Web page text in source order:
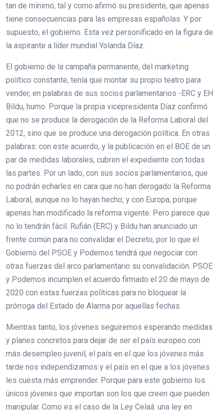
tan de mínimo, tal y como afirmó su presidente, que apenas
tiene consecuencias para las empresas españolas. Y por
supuesto, el gobierno. Esta vez personificado en la figura de
la aspirante a líder mundial Yolanda Díaz.
El gobierno de la campaña permanente, del marketing
político constante, tenía que montar su propio teatro para
vender, en palabras de sus socios parlamentarios -ERC y EH
Bildu, humo. Porque la propia vicepresidenta Díaz confirmó
que no se produce la derogación de la Reforma Laboral del
2012, sino que se produce una derogación política. En otras
palabras: con este acuerdo, y la publicación en el BOE de un
par de medidas laborales, cubren el expediente con todas
las partes. Por un lado, con sus socios parlamentarios, que
no podrán echarles en cara que no han derogado la Reforma
Laboral, aunque no lo hayan hecho; y con Europa, porque
apenas han modificado la reforma vigente. Pero parece que
no lo tendrán fácil. Rufián (ERC) y Bildu han anunciado un
frente común para no convalidar el Decreto, por lo que el
Gobierno del PSOE y Podemos tendrá que negociar con
otras fuerzas del arco parlamentario su convalidación. PSOE
y Podemos incumplen el acuerdo firmado el 20 de mayo de
2020 con estas fuerzas políticas para no bloquear la
prórroga del Estado de Alarma por aquellas fechas.
Mientras tanto, los jóvenes seguiremos esperando medidas
y planes concretos para dejar de ser el país europeo con
más desempleo juvenil, el país en el que los jóvenes más
tarde nos independizamos y el país en el que a los jóvenes
les cuesta más emprender. Porque para este gobierno los
únicos jóvenes que importan son los que creen que pueden
manipular. Como es el caso de la Ley Celaá: una ley en